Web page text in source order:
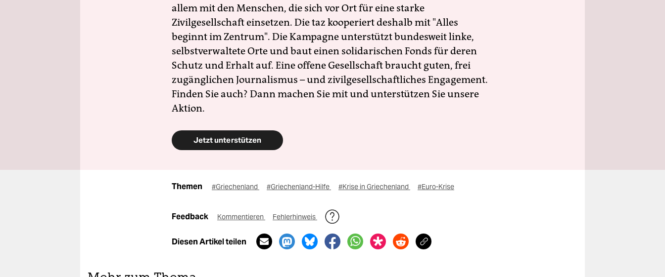
allem mit den Menschen, die sich vor Ort für eine starke
Zivilgesellschaft einsetzen. Die taz kooperiert deshalb mit "Alles
beginnt im Zentrum". Die Kampagne unterstützt bundesweit linke,
selbstverwaltete Orte und baut einen solidarischen Fonds für deren
Schutz und Erhalt auf. Eine offene Gesellschaft braucht guten, frei
zugänglichen Journalismus – und zivilgesellschaftliches Engagement.
Finden Sie auch? Dann machen Sie mit und unterstützen Sie unsere
Aktion.
Jetzt unterstützen
Themen #Griechenland #Griechenland-Hilfe #Krise in Griechenland #Euro-Krise
Feedback Kommentieren Fehlerhinweis
Diesen Artikel teilen